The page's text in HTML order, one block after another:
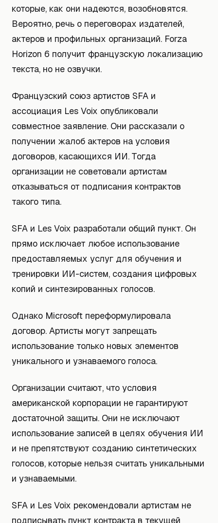
которые, как они надеются, возобновятся.
Вероятно, речь о переговорах издателей,
актеров и профильных организаций. Forza
Horizon 6 получит французскую локализацию
текста, но не озвучки.
Французский союз артистов SFA и
ассоциация Les Voix опубликовали
совместное заявление. Они рассказали о
получении жалоб актеров на условия
договоров, касающихся ИИ. Тогда
организации не советовали артистам
отказываться от подписания контрактов
такого типа.
SFA и Les Voix разработали общий пункт. Он
прямо исключает любое использование
предоставляемых услуг для обучения и
тренировки ИИ-систем, создания цифровых
копий и синтезированных голосов.
Однако Microsoft переформулировала
договор. Артисты могут запрещать
использование только новых элементов
уникального и узнаваемого голоса.
Организации считают, что условия
американской корпорации не гарантируют
достаточной защиты. Они не исключают
использование записей в целях обучения ИИ
и не препятствуют созданию синтетических
голосов, которые нельзя считать уникальными
и узнаваемыми.
SFA и Les Voix рекомендовали артистам не
подписывать пункт контракта в текущей